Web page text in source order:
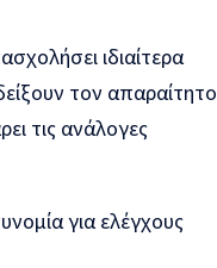
ιδιαίτερα
τον απαραίτητο
τις ανάλογες